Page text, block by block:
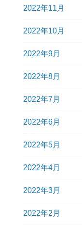
2022年11月
2022年10月
2022年9月
2022年8月
2022年7月
2022年6月
2022年5月
2022年4月
2022年3月
2022年2月